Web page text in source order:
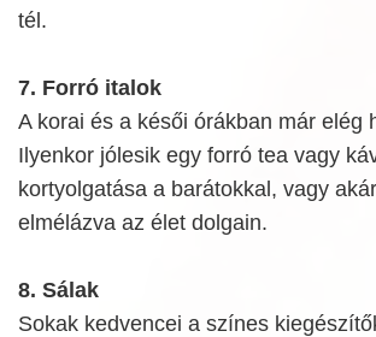
tél.
7. Forró italok
A korai és a késői órákban már elég
Ilyenkor jólesik egy forró tea vagy
kortyolgatása a barátokkal, vagy
elmélázva az élet dolgain.
8. Sálak
Sokak kedvencei a színes